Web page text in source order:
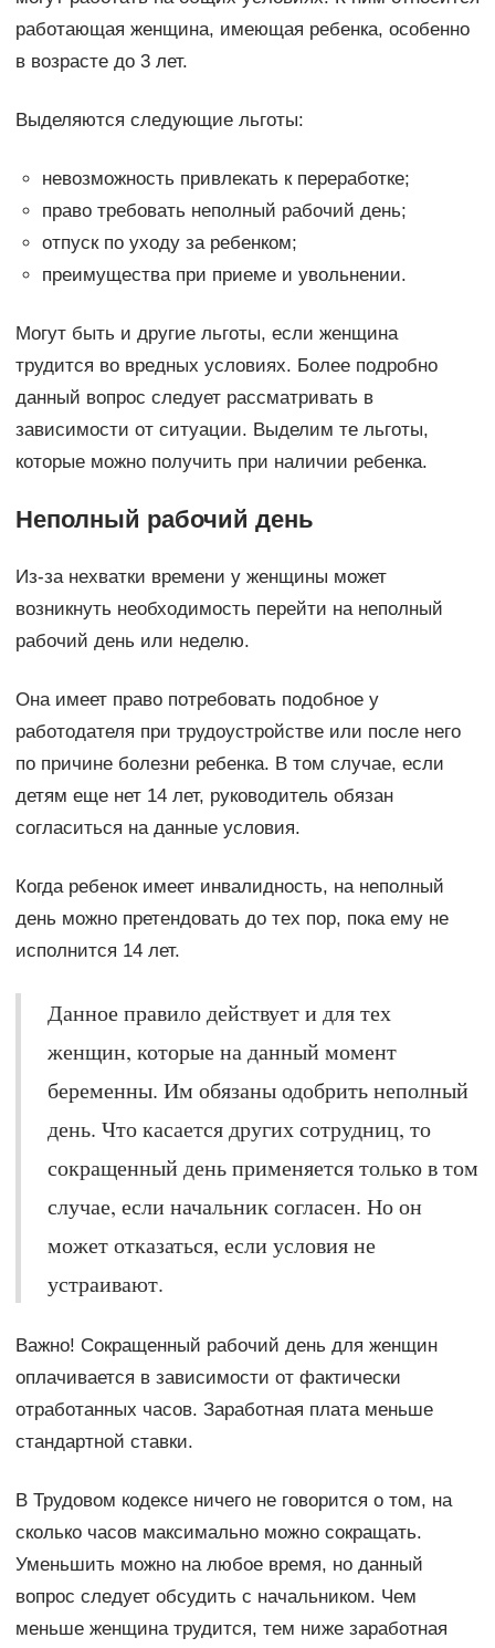
работающая женщина, имеющая ребенка, особенно
в возрасте до 3 лет.
Выделяются следующие льготы:
невозможность привлекать к переработке;
право требовать неполный рабочий день;
отпуск по уходу за ребенком;
преимущества при приеме и увольнении.
Могут быть и другие льготы, если женщина
трудится во вредных условиях. Более подробно
данный вопрос следует рассматривать в
зависимости от ситуации. Выделим те льготы,
которые можно получить при наличии ребенка.
Неполный рабочий день
Из-за нехватки времени у женщины может
возникнуть необходимость перейти на неполный
рабочий день или неделю.
Она имеет право потребовать подобное у
работодателя при трудоустройстве или после него
по причине болезни ребенка. В том случае, если
детям еще нет 14 лет, руководитель обязан
согласиться на данные условия.
Когда ребенок имеет инвалидность, на неполный
день можно претендовать до тех пор, пока ему не
исполнится 14 лет.
Данное правило действует и для тех
женщин, которые на данный момент
беременны. Им обязаны одобрить неполный
день. Что касается других сотрудниц, то
сокращенный день применяется только в том
случае, если начальник согласен. Но он
может отказаться, если условия не
устраивают.
Важно! Сокращенный рабочий день для женщин
оплачивается в зависимости от фактически
отработанных часов. Заработная плата меньше
стандартной ставки.
В Трудовом кодексе ничего не говорится о том, на
сколько часов максимально можно сокращать.
Уменьшить можно на любое время, но данный
вопрос следует обсудить с начальником. Чем
меньше женщина трудится, тем ниже заработная